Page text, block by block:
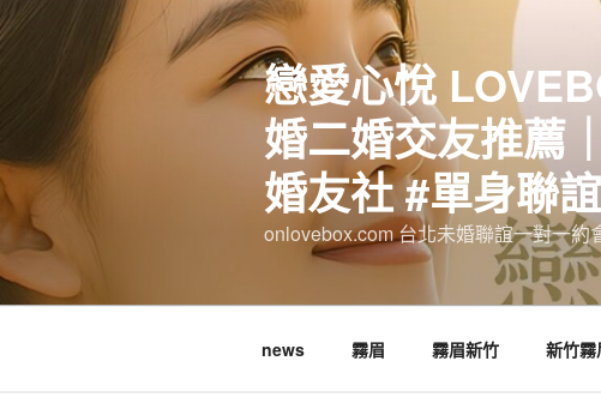
跳
至
容
戀愛心悅
婚二婚交友推薦
婚友社 #單身聯
onlovebox.com 台北未婚聯誼一對一約
news 霧眉 霧眉新竹 新竹霧